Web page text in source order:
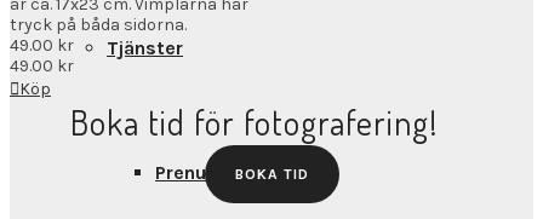
Tjänster
Prenumerationer
är ca. 17x23 cm. Vimplarna har
tryck på båda sidorna.
49.00 kr
49.00 kr
Köp
Boka tid för fotografering!
BOKA TID